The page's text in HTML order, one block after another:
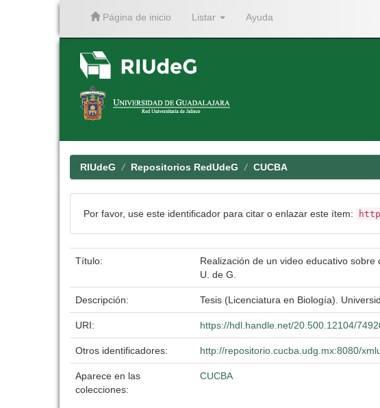
Página de inicio Listar Ayuda
RIUdeG Repositorios RedUdeG CUCBA
Por favor, use este identificador para citar o enlazar este ítem:
Título:
Realización de un video educativo
U. de G.
Descripción: Tesis (Licenciatura en Biología).
URI: https://hdl.handle.net/20.500.12104/
Otros identificadores: http://repositorio.cucba.udg.mx:8080/
Aparece en las
colecciones:
CUCBA